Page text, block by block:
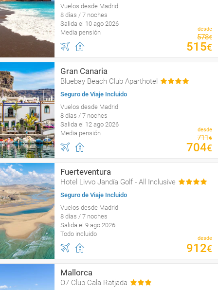
Vuelos desde Madrid
8 días / 7 noches
Salida el 10 ago 2026
Media pensión
desde
578€
515€
Gran Canaria
Bluebay Beach Club Aparthotel
Seguro de Viaje Incluido
Vuelos desde Madrid
8 días / 7 noches
Salida el 12 ago 2026
Media pensión
desde
711€
704€
Fuerteventura
Hotel Livvo Jandía Golf - All Inclusive
Seguro de Viaje Incluido
Vuelos desde Madrid
8 días / 7 noches
Salida el 9 ago 2026
Todo incluido
desde
912€
Mallorca
O7 Club Cala Ratjada